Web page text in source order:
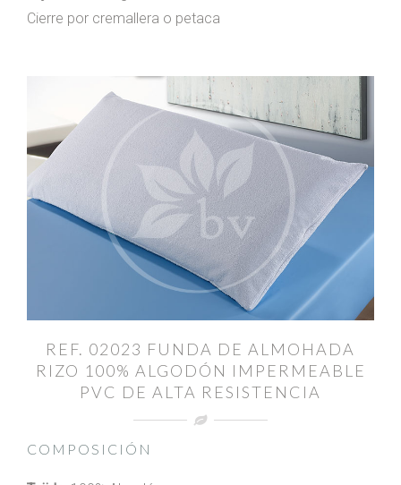
Cierre por cremallera o petaca
REF. 02023 FUNDA DE ALMOHADA
RIZO 100% ALGODÓN IMPERMEABLE
PVC DE ALTA RESISTENCIA
COMPOSICIÓN